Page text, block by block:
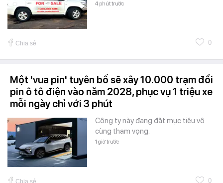
4 phút trước
Chia sẻ 0
Một 'vua pin' tuyên bố sẽ xây 10.000 trạm đổi
pin ô tô điện vào năm 2028, phục vụ 1 triệu xe
mỗi ngày chỉ với 3 phút
Công ty này đang đặt mục tiêu vô
cùng tham vọng.
1 giờ trước
0